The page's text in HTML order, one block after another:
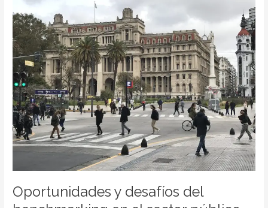
Oportunidades y desafíos del
desafíos
del
benchmarking
en
el
sector
público
de
América
Latina
experiencia
en